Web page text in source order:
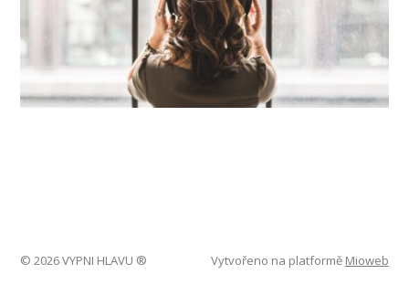
© 2026 VYPNI HLAVU ® Vytvořeno na platformě Mioweb